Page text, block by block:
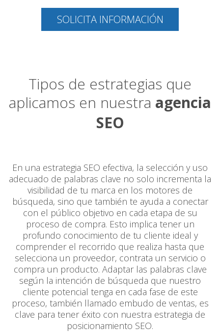
SOLICITA INFORMACIÓN
Tipos de estrategias que
aplicamos en nuestra agencia
SEO
En una estrategia SEO efectiva, la selección y uso
adecuado de palabras clave no solo incrementa la
visibilidad de tu marca en los motores de
búsqueda, sino que también te ayuda a conectar
con el público objetivo en cada etapa de su
proceso de compra. Esto implica tener un
profundo conocimiento de tu cliente ideal y
comprender el recorrido que realiza hasta que
selecciona un proveedor, contrata un servicio o
compra un producto. Adaptar las palabras clave
según la intención de búsqueda que nuestro
cliente potencial tenga en cada fase de este
proceso, también llamado embudo de ventas, es
clave para tener éxito con nuestra estrategia de
posicionamiento SEO.